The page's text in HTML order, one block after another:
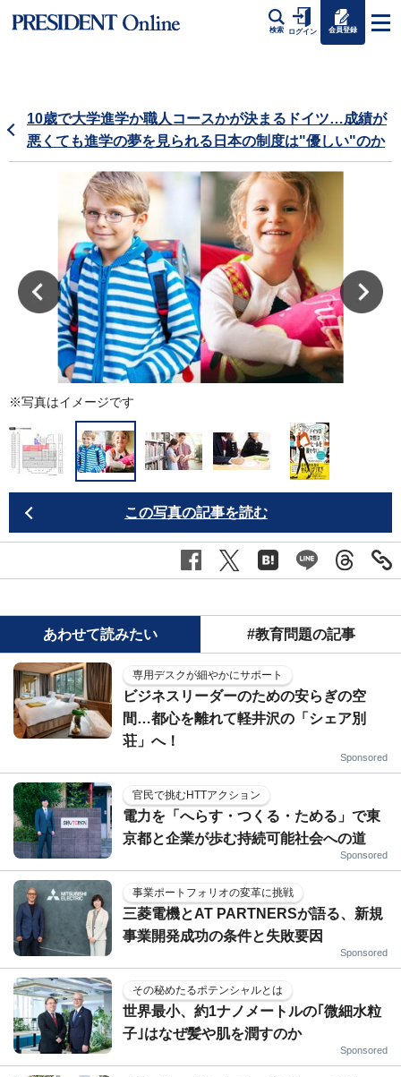
検索 ログイン 会員登録
10歳で大学進学か職人コースかが決まるドイツ…成績が
悪くても進学の夢を見られる日本の制度は"優しい"のか
※写真はイメージです
この写真の記事を読む
あわせて読みたい #教育問題の記事
専用デスクが細やかにサポート
ビジネスリーダーのための安らぎの空
間…都心を離れて軽井沢の「シェア別
荘」へ！
Sponsored
官民で挑むHTTアクション
電力を「へらす・つくる・ためる」で東
京都と企業が歩む持続可能社会への道
Sponsored
事業ポートフォリオの変革に挑戦
三菱電機とAT PARTNERSが語る、新規
事業開発成功の条件と失敗要因
Sponsored
その秘めたるポテンシャルとは
世界最小、約1ナノメートルの｢微細水粒
子｣はなぜ髪や肌を潤すのか
Sponsored